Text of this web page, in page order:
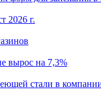
2026 г.
вырос на 7,3%
стали в